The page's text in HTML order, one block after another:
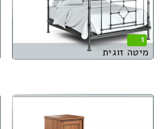
1
מיטה זוגית